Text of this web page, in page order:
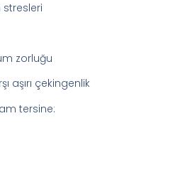
stresleri
zorluğu
aşırı çekingenlik
tersine: